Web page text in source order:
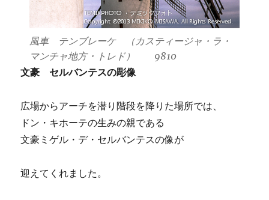
風車 テンブレーケ （カスティージャ・ラ・
マンチャ地方・トレド） 9810
文豪 セルバンテスの彫像
広場からアーチを潜り階段を降りた場所では、
ドン・キホーテの生みの親である
文豪ミゲル・デ・セルバンテスの像が
迎えてくれました。